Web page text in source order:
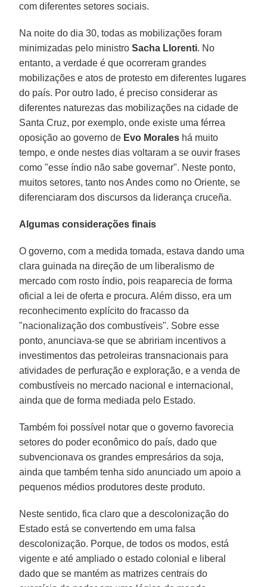
com diferentes setores sociais.
Na noite do dia 30, todas as mobilizações foram
minimizadas pelo ministroSacha Llorenti. No
entanto, a verdade é que ocorreram grandes
mobilizações e atos de protesto em diferentes lugares
do país. Por outro lado, é preciso considerar as
diferentes naturezas das mobilizações na cidade de
Santa Cruz, por exemplo, onde existe uma férrea
oposição ao governo de Evo Morales há muito
tempo, e onde nestes dias voltaram a se ouvir frases
como "esse índio não sabe governar". Neste ponto,
muitos setores, tanto nos Andes como no Oriente, se
diferenciaram dos discursos da liderança cruceña.
Algumas considerações finais
O governo, com a medida tomada, estava dando uma
clara guinada na direção de um liberalismo de
mercado com rosto índio, pois reaparecia de forma
oficial a lei de oferta e procura. Além disso, era um
reconhecimento explícito do fracasso da
"nacionalização dos combustíveis". Sobre esse
ponto, anunciava-se que se abririam incentivos a
investimentos das petroleiras transnacionais para
atividades de perfuração e exploração, e a venda de
combustíveis no mercado nacional e internacional,
ainda que de forma mediada pelo Estado.
Também foi possível notar que o governo favorecia
setores do poder econômico do país, dado que
subvencionava os grandes empresários da soja,
ainda que também tenha sido anunciado um apoio a
pequenos médios produtores deste produto.
Neste sentido, fica claro que a descolonização do
Estado está se convertendo em uma falsa
descolonização. Porque, de todos os modos, está
vigente e até ampliado o estado colonial e liberal
dado que se mantém as matrizes centrais do